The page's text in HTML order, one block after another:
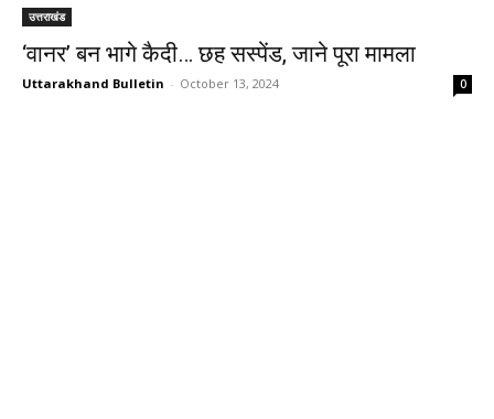
उत्तराखंड
‘वानर’ बन भागे कैदी… छह सस्पेंड, जाने पूरा मामला
Uttarakhand Bulletin - October 13, 2024 0